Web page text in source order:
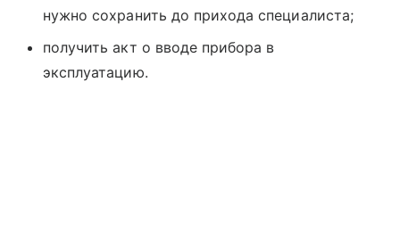
нужно сохранить до прихода специалиста;
получить акт о вводе прибора в
эксплуатацию.